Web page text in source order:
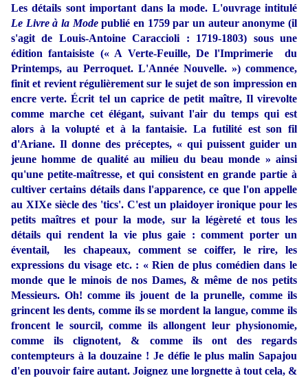
Les détails sont important dans la mode. L'ouvrage intitulé
Le Livre à la Modepublié en 1759 par un auteur anonyme (il
s'agit de Louis-Antoine Caraccioli : 1719-1803) sous une
édition fantaisiste (« A Verte-Feuille, De l'Imprimerie du
Printemps, au Perroquet. L'Année Nouvelle. ») commence,
finit et revient régulièrement sur le sujet de son impression en
encre verte. Écrit tel un caprice de petit maître, Il virevolte
comme marche cet élégant, suivant l'air du temps qui est
alors à la volupté et à la fantaisie. La futilité est son fil
d'Ariane. Il donne des préceptes, « qui puissent guider un
jeune homme de qualité au milieu du beau monde » ainsi
qu'une petite-maîtresse, et qui consistent en grande partie à
cultiver certains détails dans l'apparence, ce que l'on appelle
au XIXe siècle des 'tics'. C'est un plaidoyer ironique pour les
petits maîtres et pour la mode, sur la légèreté et tous les
détails qui rendent la vie plus gaie : comment porter un
éventail, les chapeaux, comment se coiffer, le rire, les
expressions du visage etc. : « Rien de plus comédien dans le
monde que le minois de nos Dames, & même de nos petits
Messieurs. Oh! comme ils jouent de la prunelle, comme ils
grincent les dents, comme ils se mordent la langue, comme ils
froncent le sourcil, comme ils allongent leur physionomie,
comme ils clignotent, & comme ils ont des regards
contempteurs à la douzaine ! Je défie le plus malin Sapajou
d'en pouvoir faire autant. Joignez une lorgnette à tout cela, &